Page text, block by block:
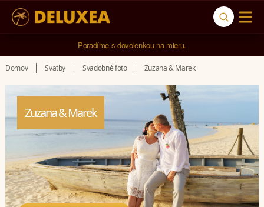
Poradíme s dovolenkou na mieru.
5* cestovná kancelária na luxusnú dovolenku od 4.000 EUR.
Domov Svatby Svadobné foto Zuzana & Marek
Zuzana & Marek